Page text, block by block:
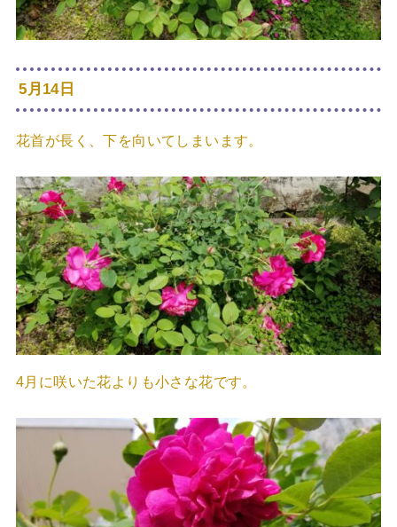
5月14日
花首が長く、下を向いてしまいます。
4月に咲いた花よりも小さな花です。